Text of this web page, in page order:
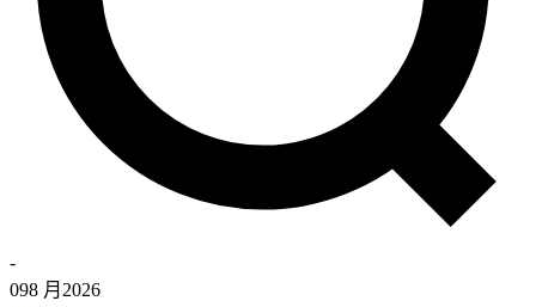
-
098 月 2026